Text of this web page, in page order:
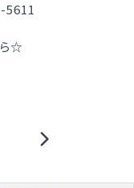
5611
☆